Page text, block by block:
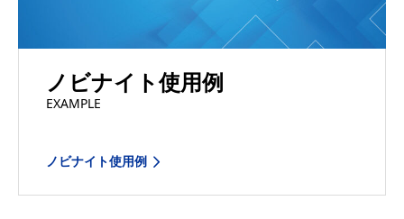
ノビナイト使用例
EXAMPLE
ノビナイト使用例